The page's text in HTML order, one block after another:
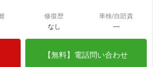
修復歴
なし
車検/自賠責
―
【無料】電話問い合わせ